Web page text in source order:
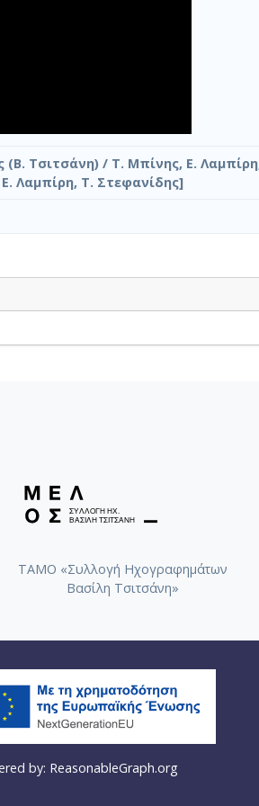
(Β. Τσιτσάνη) / Τ. Μπίνης, Ε.
Λαμπίρη, Τ. Στεφανίδης]
ΤΑΜΟ «Συλλογή Ηχογραφημάτων
Βασίλη Τσιτσάνη»
by: ReasonableGraph.org